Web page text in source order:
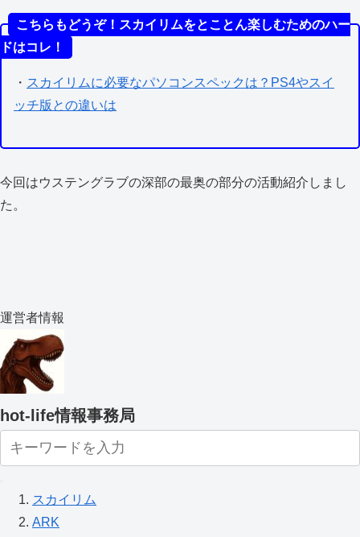
こちらもどうぞ！スカイリムをとことん楽しむためのハー
ドはコレ！
・ スカイリムに必要なパソコンスペックは？PS4やスイ
ッチ版との違いは
今回はウステングラブの深部の最奥の部分の活動紹介しまし
た。
運営者情報
hot-life情報事務局
スカイリム
ARK